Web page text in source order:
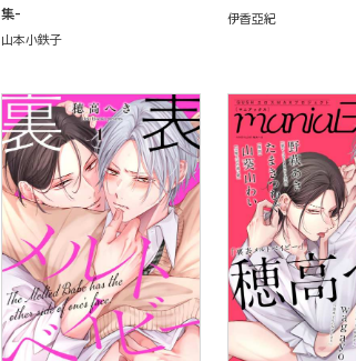
集-
山本小鉄子
伊香亞紀